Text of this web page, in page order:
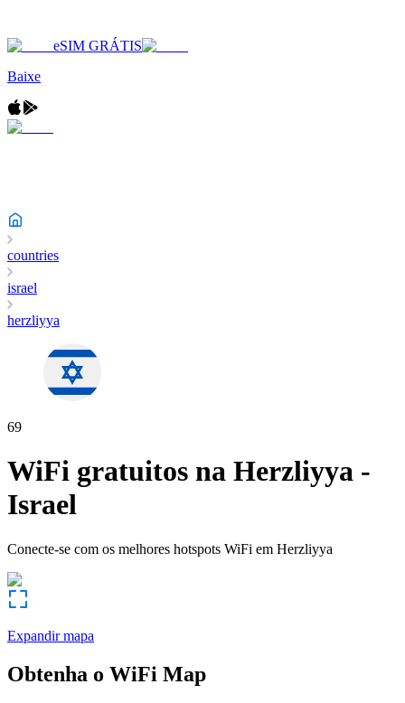
eSIM GRÁTIS
Baixe
countries
israel
herzliyya
69
WiFi gratuitos na Herzliyya -
Israel
Conecte-se com os melhores hotspots WiFi em Herzliyya
Expandir mapa
Obtenha o WiFi Map